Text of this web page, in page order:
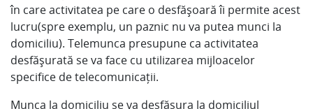
în care activitatea pe care o desfășoară îi permite acest
lucru(spre exemplu, un paznic nu va putea munci la
domiciliu). Telemunca presupune ca activitatea
desfășurată se va face cu utilizarea mijloacelor
specifice de telecomunicații.
Munca la domiciliu se va desfășura la domiciliul